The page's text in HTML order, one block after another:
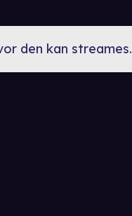
den kan streames.